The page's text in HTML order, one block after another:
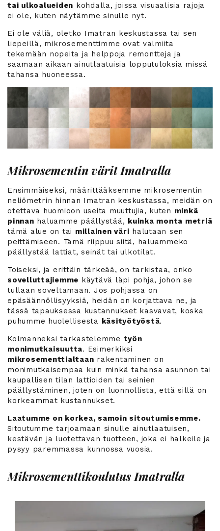
tai ulkoalueiden kohdalla, joissa visuaalisia rajoja
ei ole, kuten näytämme sinulle nyt.
Ei ole väliä, oletko Imatran keskustassa tai sen
liepeillä, mikrosementtimme ovat valmiita
tekemään nopeita ja helppoja remontteja ja
saamaan aikaan ainutlaatuisia lopputuloksia missä
tahansa huoneessa.
Mikrosementin värit Imatralla
Ensimmäiseksi, määrittääksemme mikrosementin
neliömetrin hinnan Imatran keskustassa, meidän on
otettava huomioon useita muuttujia, kuten minkä
pinnan haluamme päällystää, kuinka monta metriä
tämä alue on tai millainen väri halutaan sen
peittämiseen. Tämä riippuu siitä, haluammeko
päällystää lattiat, seinät tai ulkotilat.
Toiseksi, ja erittäin tärkeää, on tarkistaa, onko
sovelluttajiemme käytävä läpi pohja, johon se
tullaan soveltamaan. Jos pohjassa on
epäsäännöllisyyksiä, heidän on korjattava ne, ja
tässä tapauksessa kustannukset kasvavat, koska
puhumme huolellisesta käsityötyöstä.
Kolmanneksi tarkastelemme työn
monimutkaisuutta. Esimerkiksi
mikrosementtialtaan rakentaminen on
monimutkaisempaa kuin minkä tahansa asunnon tai
kaupallisen tilan lattioiden tai seinien
päällystäminen, joten on luonnollista, että sillä on
korkeammat kustannukset.
Laatumme on korkea, samoin sitoutumisemme.
Sitoutumme tarjoamaan sinulle ainutlaatuisen,
kestävän ja luotettavan tuotteen, joka ei halkeile ja
pysyy paremmassa kunnossa vuosia.
Mikrosementtikoulutus Imatralla